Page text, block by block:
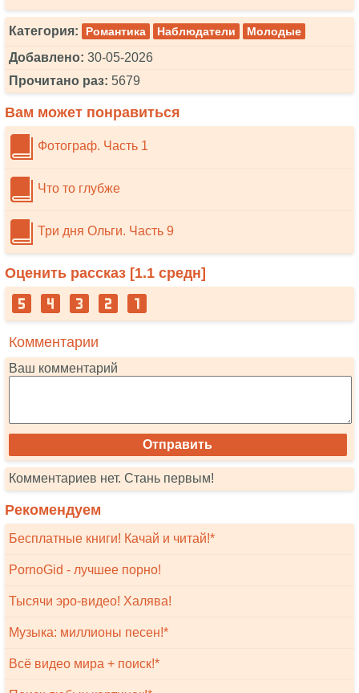
Категория: Романтика Наблюдатели Молодые
Добавлено: 30-05-2026
Прочитано раз: 5679
Вам может понравиться
Фотограф. Часть 1
Что то глубже
Три дня Ольги. Часть 9
Оценить рассказ [1.1 средн]
Комментарии
Ваш комментарий
Комментариев нет. Стань первым!
Рекомендуем
Бесплатные книги! Качай и читай!*
PornoGid - лучшее порно!
Тысячи эро-видео! Халява!
Музыка: миллионы песен!*
Всё видео мира + поиск!*